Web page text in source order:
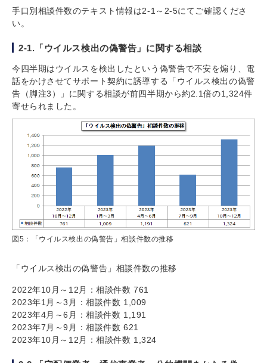
手口別相談件数のテキスト情報は2-1～2-5にてご確認くださ
い。
2-1.「ウイルス検出の偽警告」に関する相談
今四半期はウイルスを検出したという偽警告で不安を煽り、電
話をかけさせてサポート契約に誘導する「ウイルス検出の偽警
告（脚注3）」に関する相談が前四半期から約2.1倍の1,324件
寄せられました。
図5：「ウイルス検出の偽警告」相談件数の推移
「ウイルス検出の偽警告」相談件数の推移
2022年10月～12月：相談件数 761
2023年1月～3月：相談件数 1,009
2023年4月～6月：相談件数 1,191
2023年7月～9月：相談件数 621
2023年10月～12月：相談件数 1,324